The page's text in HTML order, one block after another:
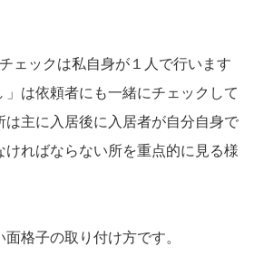
ェックは私自身が１人で行います
」は依頼者にも一緒にチェックして
は主に入居後に入居者が自分自身で
ければならない所を重点的に見る様
格子の取り付け方です。